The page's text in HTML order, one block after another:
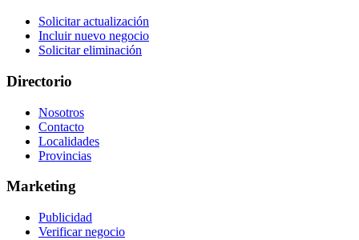
Solicitar actualización
Incluir nuevo negocio
Solicitar eliminación
Directorio
Nosotros
Contacto
Localidades
Provincias
Marketing
Publicidad
Verificar negocio